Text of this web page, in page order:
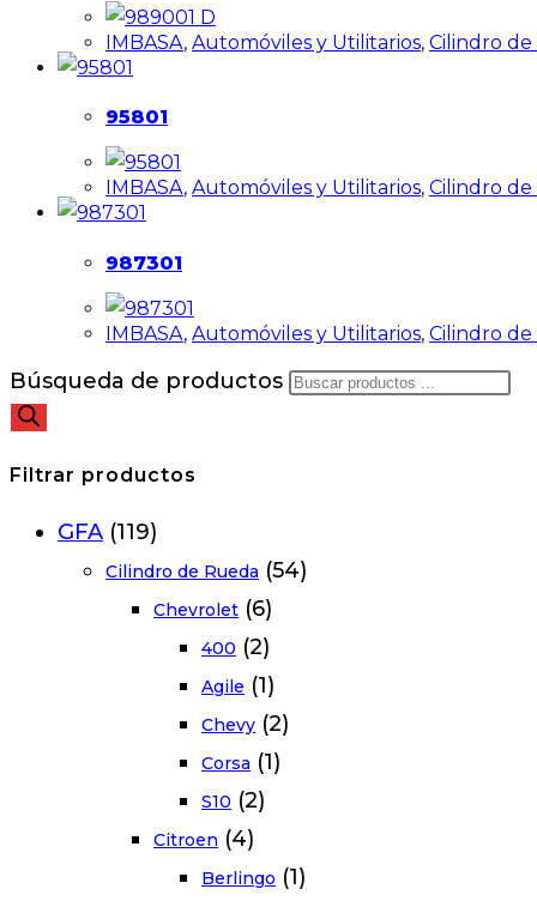
IMBASA, Automóviles y Utilitarios, Cilindro
95801
IMBASA, Automóviles y Utilitarios, Cilindro
987301
IMBASA, Automóviles y Utilitarios, Cilindro
Búsqueda de productos
Filtrar productos
GFA (119)
Cilindro de Rueda (54)
Chevrolet (6)
400 (2)
Agile (1)
Chevy (2)
Corsa (1)
S10 (2)
Citroen (4)
Berlingo (1)